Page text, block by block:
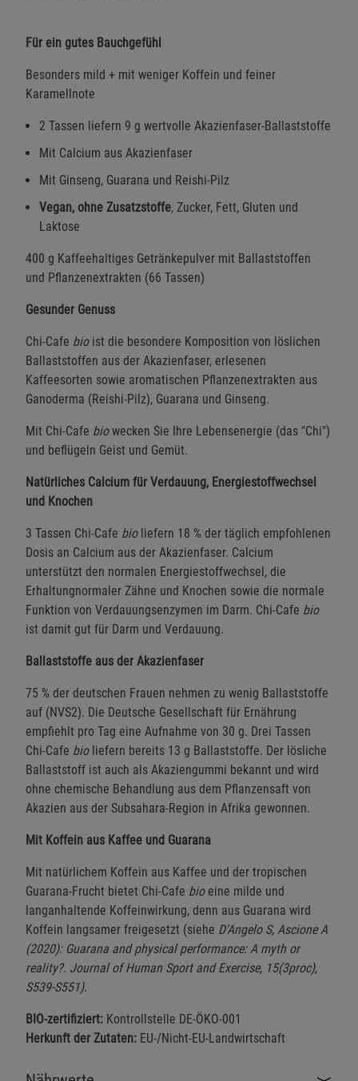
Für ein gutes Bauchgefühl
Besonders mild + mit weniger Koffein und feiner
Karamellnote
2 Tassen liefern 9 g wertvolle Akazienfaser-Ballaststoffe
Mit Calcium aus Akazienfaser
Mit Ginseng, Guarana und Reishi-Pilz
Vegan, ohne Zusatzstoffe, Zucker, Fett, Gluten und
Laktose
400 g Kaffeehaltiges Getränkepulver mit Ballaststoffen
und Pflanzenextrakten (66 Tassen)
Gesunder Genuss
Chi-Cafe bioist die besondere Komposition von löslichen
Ballaststoffen aus der Akazienfaser, erlesenen
Kaffeesorten sowie aromatischen Pflanzenextrakten aus
Ganoderma (Reishi-Pilz), Guarana und Ginseng.
Mit Chi-Cafe biowecken Sie Ihre Lebensenergie (das "Chi")
und beflügeln Geist und Gemüt.
Natürliches Calcium für Verdauung, Energiestoffwechsel
und Knochen
3 Tassen Chi-Cafe bioliefern 18 % der täglich empfohlenen
Dosis an Calcium aus der Akazienfaser. Calcium
unterstützt den normalen Energiestoffwechsel, die
Erhaltungnormaler Zähne und Knochen sowie die normale
Funktion von Verdauungsenzymen im Darm. Chi-Cafe bio
ist damit gut für Darm und Verdauung.
Ballaststoffe aus der Akazienfaser
75 % der deutschen Frauen nehmen zu wenig Ballaststoffe
auf (NVS2). Die Deutsche Gesellschaft für Ernährung
empfiehlt pro Tag eine Aufnahme von 30 g. Drei Tassen
Chi-Cafe bioliefern bereits 13 g Ballaststoffe. Der lösliche
Ballaststoff ist auch als Akaziengummi bekannt und wird
ohne chemische Behandlung aus dem Pflanzensaft von
Akazien aus der Subsahara-Region in Afrika gewonnen.
Mit Koffein aus Kaffee und Guarana
Mit natürlichem Koffein aus Kaffee und der tropischen
Guarana-Frucht bietet Chi-Cafe bioeine milde und
langanhaltende Koffeinwirkung, denn aus Guarana wird
Koffein langsamer freigesetzt (siehe D'Angelo S, Ascione A
(2020): Guarana and physical performance: A myth or
reality?. Journal of Human Sport and Exercise, 15(3proc),
S539-S551).
BIO-zertifiziert: Kontrollstelle DE-ÖKO-001
Herkunft der Zutaten: EU-/Nicht-EU-Landwirtschaft